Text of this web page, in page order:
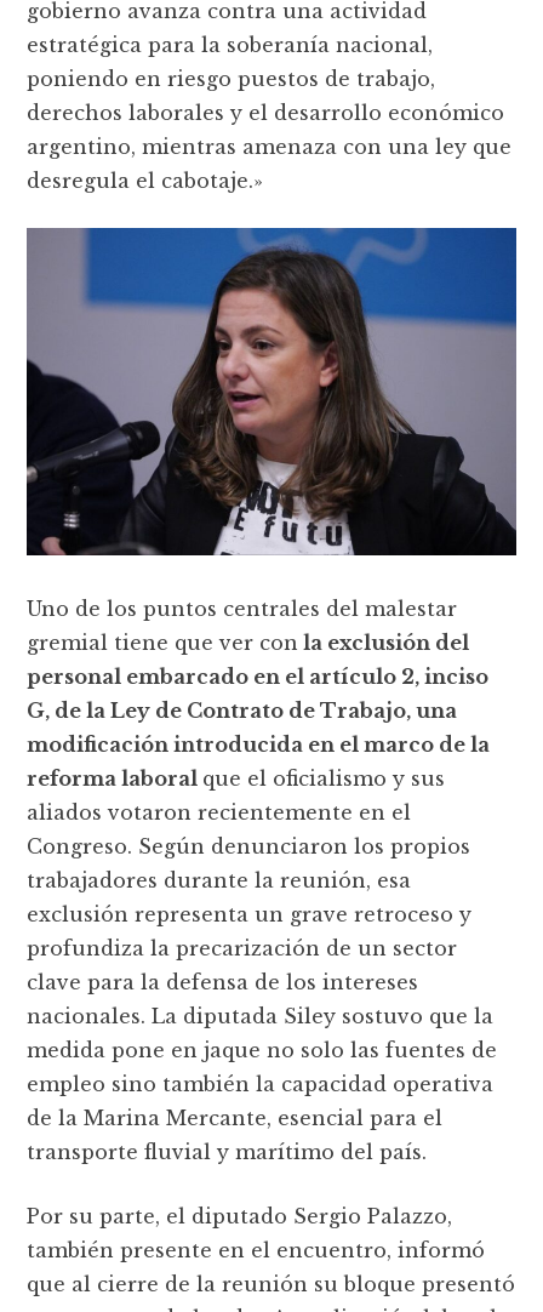
gobierno avanza contra una actividad
estratégica para la soberanía nacional,
poniendo en riesgo puestos de trabajo,
derechos laborales y el desarrollo económico
argentino, mientras amenaza con una ley que
desregula el cabotaje.»
Uno de los puntos centrales del malestar
gremial tiene que ver con la exclusión del
personal embarcado en el artículo 2, inciso
G, de la Ley de Contrato de Trabajo, una
modificación introducida en el marco de la
reforma laboral que el oficialismo y sus
aliados votaron recientemente en el
Congreso. Según denunciaron los propios
trabajadores durante la reunión, esa
exclusión representa un grave retroceso y
profundiza la precarización de un sector
clave para la defensa de los intereses
nacionales. La diputada Siley sostuvo que la
medida pone en jaque no solo las fuentes de
empleo sino también la capacidad operativa
de la Marina Mercante, esencial para el
transporte fluvial y marítimo del país.
Por su parte, el diputado Sergio Palazzo,
también presente en el encuentro, informó
que al cierre de la reunión su bloque presentó